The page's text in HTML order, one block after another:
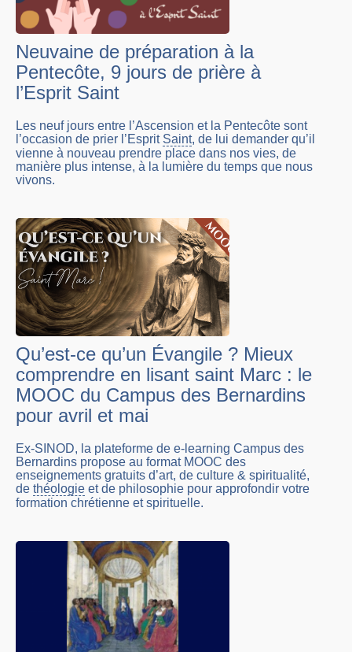
Neuvaine de préparation à la
Pentecôte, 9 jours de prière à
l’Esprit Saint
Les neuf jours entre l’Ascension et la Pentecôte sont
l’occasion de prier l’Esprit Saint, de lui demander qu’il
vienne à nouveau prendre place dans nos vies, de
manière plus intense, à la lumière du temps que nous
vivons.
Qu’est-ce qu’un Évangile ? Mieux
comprendre en lisant saint Marc : le
MOOC du Campus des Bernardins
pour avril et mai
Ex-SINOD, la plateforme de e-learning Campus des
Bernardins propose au format MOOC des
enseignements gratuits d’art, de culture & spiritualité,
de théologie et de philosophie pour approfondir votre
formation chrétienne et spirituelle.